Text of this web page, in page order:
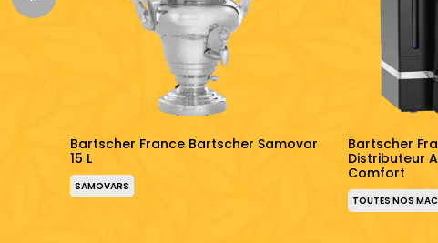
Bartscher France Bartscher Samovar
15 L
SAMOVARS
Bartscher
Distributeur
Comfort
TOUTES NOS